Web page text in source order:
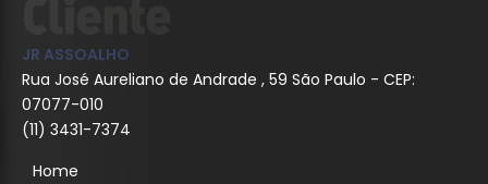
JR ASSOALHO
Rua José Aureliano de Andrade , 59 São Paulo - CEP:
07077-010
(11) 3431-7374
Home